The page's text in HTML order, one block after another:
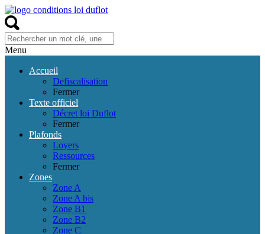
Menu
Accueil
Defiscalisation
Fermer
Texte officiel
Décret loi Duflot
Fermer
Plafonds
Loyers
Ressources
Fermer
Zones
Zone A
Zone A bis
Zone B1
Zone B2
Zone C